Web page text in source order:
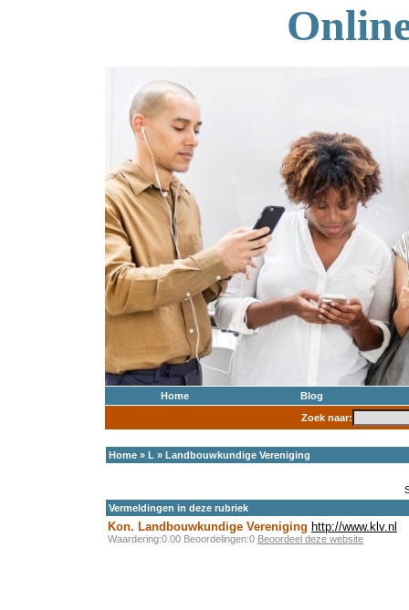
Home
Blog
Zoek naar:
Home » L » Landbouwkundige Vereniging
Vermeldingen in deze rubriek
Kon. Landbouwkundige Vereniging http://www.klv.nl
Waardering:0.00 Beoordelingen:0 Beoordeel deze website